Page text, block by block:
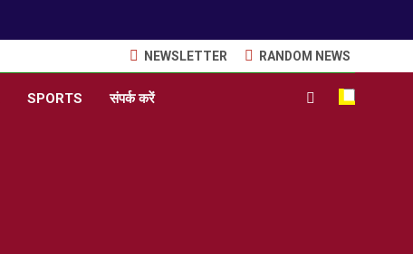
NEWSLETTER RANDOM NEWS
SPORTS संपर्क करें